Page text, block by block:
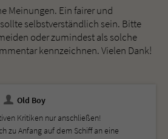
Meinungen. Ein fairer und
selbstverständlich sein. Bitte
oder zumindest als solche
kennzeichnen. Vielen Dank!
Old Boy
Kritiken nur anschließen!
zu Anfang auf dem Schiff an eine